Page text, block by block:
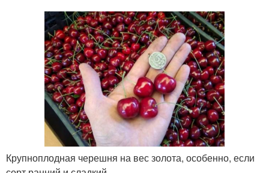
Крупноплодная черешня на вес золота, особенно, если